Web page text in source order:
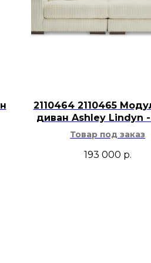
американского,
и смешанного
Hayley 24685
столовой,
Такой консольный
смотрится на фоне
2110464 2110465
диван Ashley Lindyn
Товар под заказ
193 000 р.